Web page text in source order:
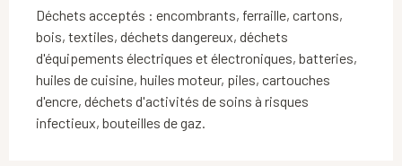
Déchets acceptés : encombrants, ferraille, cartons,
bois, textiles, déchets dangereux, déchets
d'équipements électriques et électroniques, batteries,
huiles de cuisine, huiles moteur, piles, cartouches
d'encre, déchets d'activités de soins à risques
infectieux, bouteilles de gaz.